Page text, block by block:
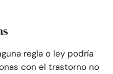
regla o ley podría
con el trastorno no